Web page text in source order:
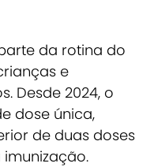
da rotina do
e
Desde 2024, o
dose única,
de duas doses